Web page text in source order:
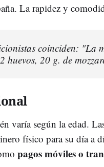
La rapidez y
coinciden: "La
huevos, 20 g. de
varía según la edad.
físico para su día a
pagos móviles o